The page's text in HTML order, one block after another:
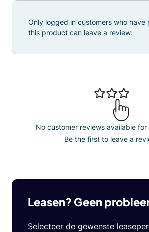
No customer reviews available
Be the first to leave a
Only logged in customers who have
this product can leave a review.
Leasen? Geen
Selecteer de gewenste